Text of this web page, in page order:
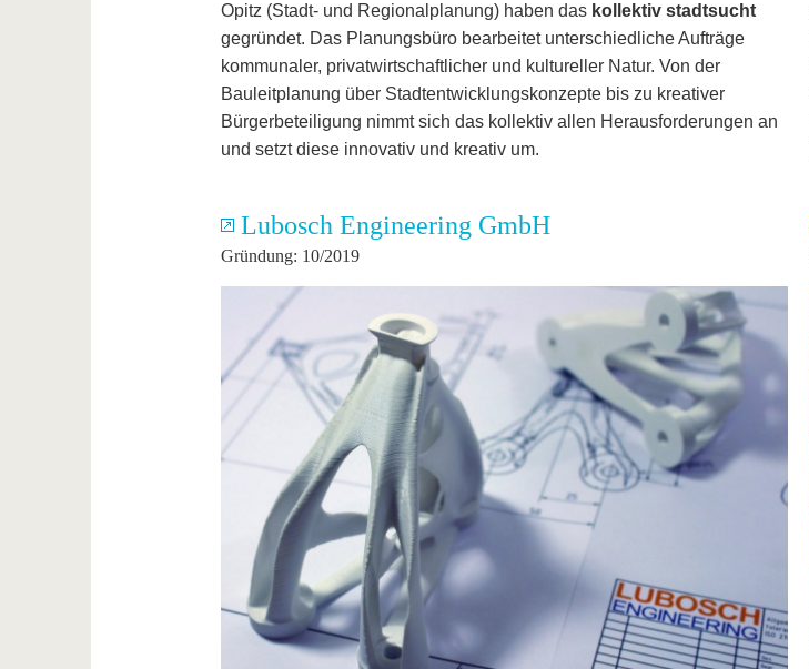
Opitz (Stadt- und Regionalplanung) haben das kollektiv stadtsucht
gegründet. Das Planungsbüro bearbeitet unterschiedliche Aufträge
kommunaler, privatwirtschaftlicher und kultureller Natur. Von der
Bauleitplanung über Stadtentwicklungskonzepte bis zu kreativer
Bürgerbeteiligung nimmt sich das kollektiv allen Herausforderungen an
und setzt diese innovativ und kreativ um.
Lubosch Engineering GmbH
Gründung: 10/2019